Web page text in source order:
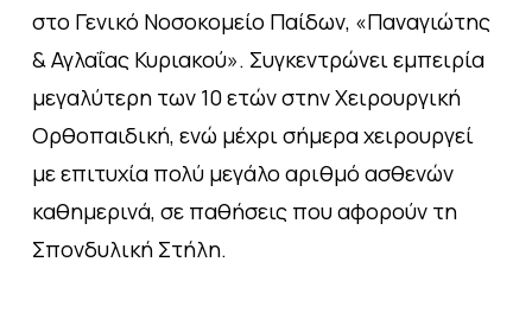
στο Γενικό Νοσοκομείο Παίδων, «Παναγιώτης
& Αγλαΐας Κυριακού». Συγκεντρώνει εμπειρία
μεγαλύτερη των 10 ετών στην Χειρουργική
Ορθοπαιδική, ενώ μέχρι σήμερα χειρουργεί
με επιτυχία πολύ μεγάλο αριθμό ασθενών
καθημερινά, σε παθήσεις που αφορούν τη
Σπονδυλική Στήλη.